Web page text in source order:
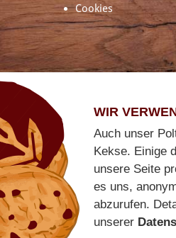
Cookies
BEWERTUNGEN
Sie müssen Cookies der folgenden
WIR
Auch unser
Kekse. Einige
unsere Seite
es uns,
abzurufen.
unserer